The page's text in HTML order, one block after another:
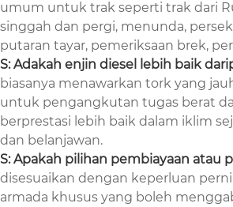
umum untuk trak seperti trak dari
singgah dan pergi, menunda,
putaran tayar, pemeriksaan brek,
S: Adakah enjin diesel lebih baik
biasanya menawarkan tork yang
untuk pengangkutan tugas berat
berprestasi lebih baik dalam iklim
dan belanjawan.
S: Apakah pilihan pembiayaan atau
disesuaikan dengan keperluan
armada khusus yang boleh